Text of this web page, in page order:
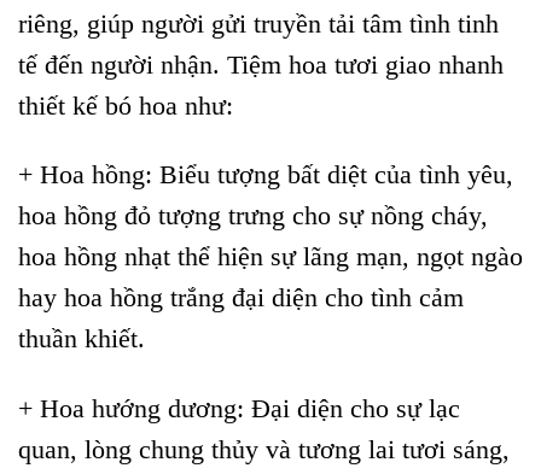
riêng, giúp người gửi truyền tải tâm tình tinh
tế đến người nhận. Tiệm hoa tươi giao nhanh
thiết kế bó hoa như:
+ Hoa hồng: Biểu tượng bất diệt của tình yêu,
hoa hồng đỏ tượng trưng cho sự nồng cháy,
hoa hồng nhạt thể hiện sự lãng mạn, ngọt ngào
hay hoa hồng trắng đại diện cho tình cảm
thuần khiết.
+ Hoa hướng dương: Đại diện cho sự lạc
quan, lòng chung thủy và tương lai tươi sáng,